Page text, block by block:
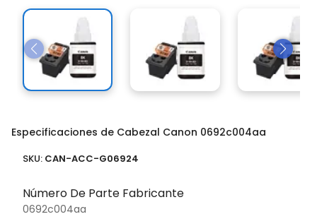
Especificaciones de Cabezal Canon 0692c004aa
SKU: CAN-ACC-G06924
Número De Parte Fabricante
0692c004aa